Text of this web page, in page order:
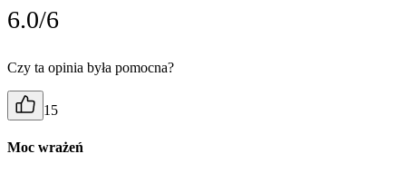
6.0/6
Czy ta opinia była pomocna?
15
Moc wrażeń